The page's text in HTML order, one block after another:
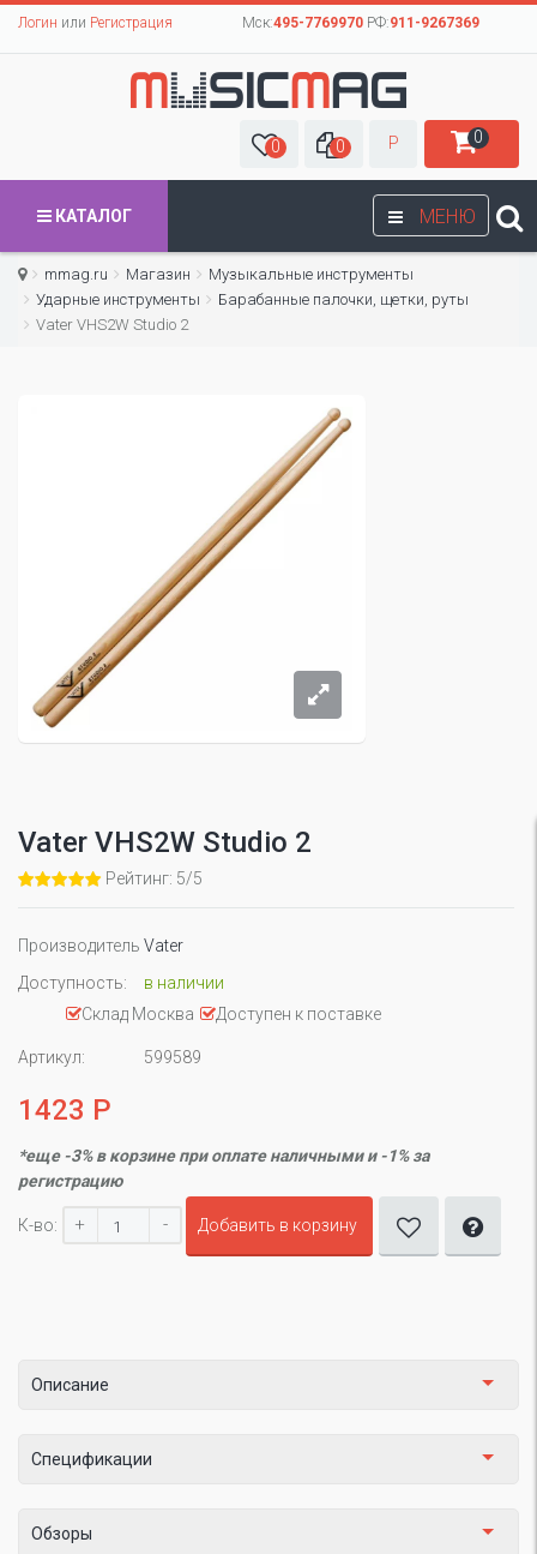
Логин или Регистрация Мск:495-7769970РФ:911-9267369
0 0 Р 0
МЕНЮ
КАТАЛОГ
mmag.ru Магазин
Музыкальные инструменты
Ударные инструменты
Барабанные палочки, щетки, руты
Vater VHS2W Studio 2
Vater VHS2W Studio 2
Рейтинг: 5/5
Производитель Vater
Доступность:
в наличии
Склад Москва
Доступен к поставке
Артикул: 599589
1423 Р
*еще -3% в корзине при оплате наличными и -1% за
регистрацию
К-во: + - Добавить в корзину
Описание
Спецификации
Обзоры